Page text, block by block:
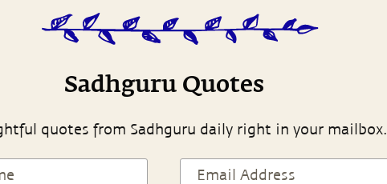
Sadhguru Quotes
quotes from Sadhguru daily right in your mailbox.